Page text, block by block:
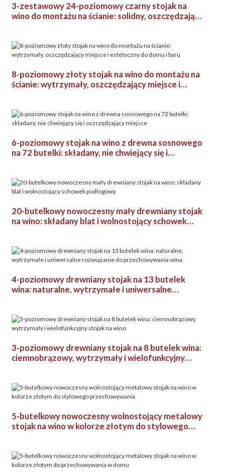
3-zestawowy 24-poziomowy czarny stojak na
wino do montażu na ścianie: solidny, oszczędzający
8-poziomowy złoty stojak na wino do montażu na
ścianie: wytrzymały, oszczędzający miejsce i
6-poziomowy stojak na wino z drewna sosnowego
na 72 butelki: składany, nie chwiejący się i
20-butelkowy nowoczesny mały drewniany stojak
na wino: składany blat i wolnostojący schowek
4-poziomowy drewniany stojak na 13 butelek
wina: naturalne, wytrzymałe i uniwersalne
3-poziomowy drewniany stojak na 8 butelek wina:
ciemnobrązowy, wytrzymały i wielofunkcyjny
5-butelkowy nowoczesny wolnostojący metalowy
stojak na wino w kolorze złotym do stylowego